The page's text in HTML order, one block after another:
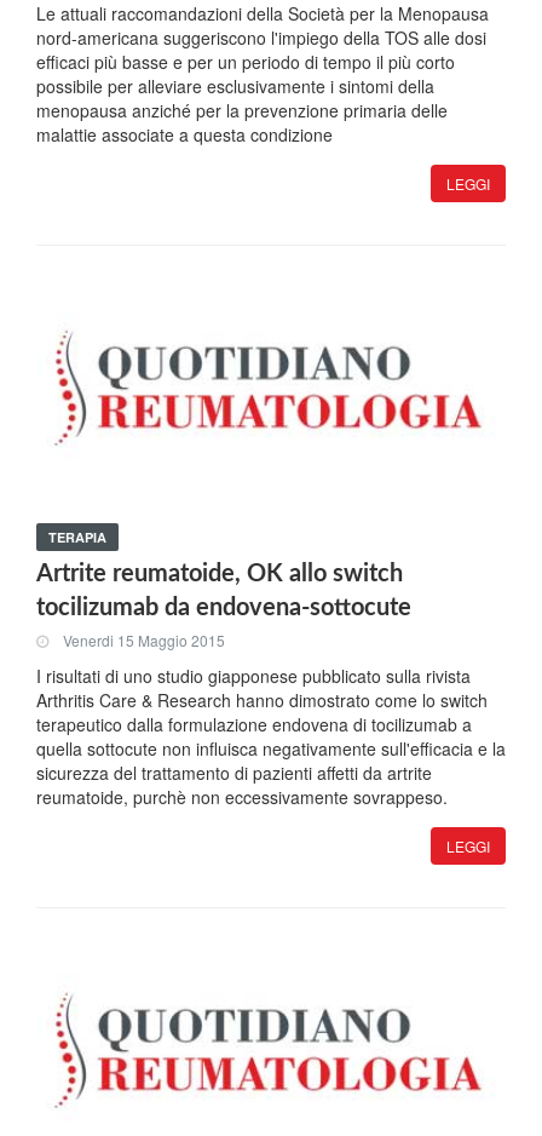
Le attuali raccomandazioni della Società per la Menopausa
nord-americana suggeriscono l'impiego della TOS alle dosi
efficaci più basse e per un periodo di tempo il più corto
possibile per alleviare esclusivamente i sintomi della
menopausa anziché per la prevenzione primaria delle
malattie associate a questa condizione
LEGGI
TERAPIA
Artrite reumatoide, OK allo switch
tocilizumab da endovena-sottocute
Venerdi 15 Maggio 2015
I risultati di uno studio giapponese pubblicato sulla rivista
Arthritis Care & Research hanno dimostrato come lo switch
terapeutico dalla formulazione endovena di tocilizumab a
quella sottocute non influisca negativamente sull'efficacia e la
sicurezza del trattamento di pazienti affetti da artrite
reumatoide, purchè non eccessivamente sovrappeso.
LEGGI